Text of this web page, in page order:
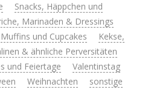
Snacks, Häppchen und
Marinaden & Dressings
Muffins und Cupcakes
Kekse,
& ähnliche Perversitäten
und Feiertage
Valentinstag
Weihnachten
sonstige